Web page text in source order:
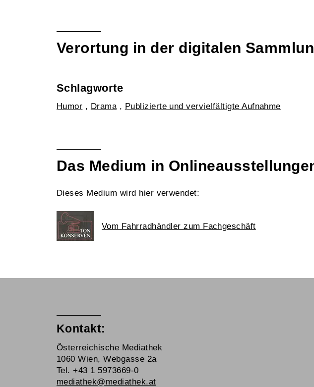
Verortung in der digitalen
Schlagworte
Humor , Drama, Publizierte und vervielfältigte Aufnahme
Das Medium in
Dieses Medium wird hier verwendet:
Vom Fahrradhändler zum Fachgeschäft
Kontakt:
Österreichische Mediathek
1060 Wien, Webgasse 2a
Tel. +43 1 5973669-0
mediathek@mediathek.at